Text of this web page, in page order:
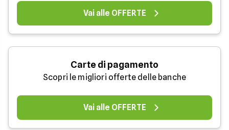
Vai alle OFFERTE
Carte di pagamento
Scopri le migliori offerte delle banche
Vai alle OFFERTE